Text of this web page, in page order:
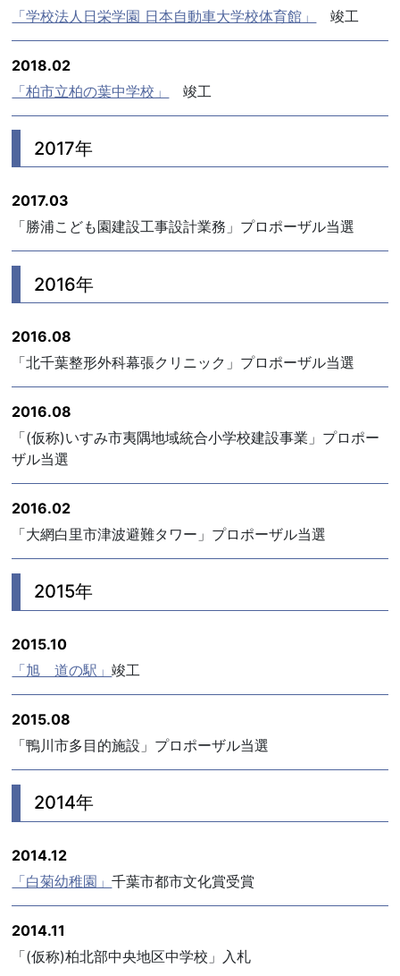
「学校法人日栄学園 日本自動車大学校体育館」
竣工
2018.02
「柏市立柏の葉中学校」
竣工
2017年
2017.03
「勝浦こども園建設工事設計業務」プロポーザル当選
2016年
2016.08
「北千葉整形外科幕張クリニック」プロポーザル当選
2016.08
「(仮称)いすみ市夷隅地域統合小学校建設事業」プロポー
ザル当選
2016.02
「大網白里市津波避難タワー」プロポーザル当選
2015年
2015.10
「旭 道の駅」竣工
2015.08
「鴨川市多目的施設」プロポーザル当選
2014年
2014.12
「白菊幼稚園」千葉市都市文化賞受賞
2014.11
「(仮称)柏北部中央地区中学校」入札